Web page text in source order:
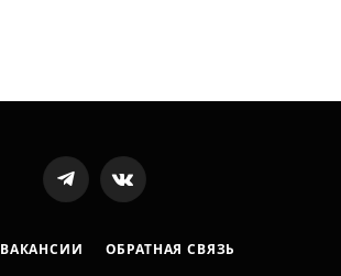
TelegramVKontakte
ВАКАНСИИ
ОБРАТНАЯ СВЯЗЬ